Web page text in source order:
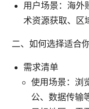
用户场景：海外
术资源获取、区
二、如何选择适合
需求清单
使用场景：浏
公、数据传输